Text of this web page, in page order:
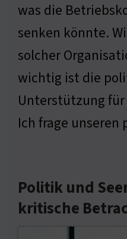
was die
senken könnte.
solcher
wichtig ist die
Unterstützung
Ich frage unseren
Politik und
kritische